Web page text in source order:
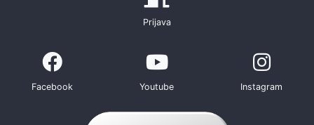
Prijava
Facebook Youtube Instagram